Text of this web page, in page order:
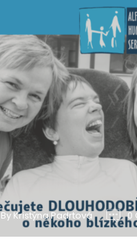
By Kristýna Padrtová 0